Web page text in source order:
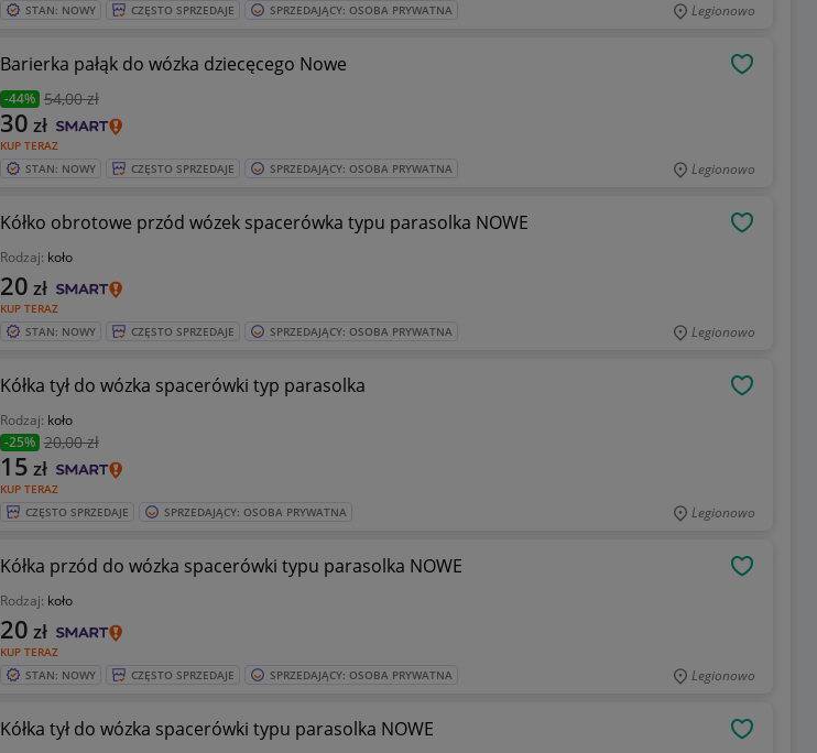
STAN: NOWY CZĘSTO SPRZEDAJE SPRZEDAJĄCY: OSOBA PRYWATNA Legionowo
Barierka pałąk do wózka dziecęcego Nowe
-44% 54,00 zł
KUP TERAZ
30 zł
STAN: NOWY CZĘSTO SPRZEDAJE SPRZEDAJĄCY: OSOBA PRYWATNA Legionowo
Kółko obrotowe przód wózek spacerówka typu parasolka NOWE
Rodzaj: koło
KUP TERAZ
20 zł
STAN: NOWY CZĘSTO SPRZEDAJE SPRZEDAJĄCY: OSOBA PRYWATNA Legionowo
Kółka tył do wózka spacerówki typ parasolka
Rodzaj: koło
-25% 20,00 zł
KUP TERAZ
15 zł
CZĘSTO SPRZEDAJE SPRZEDAJĄCY: OSOBA PRYWATNA Legionowo
Kółka przód do wózka spacerówki typu parasolka NOWE
Rodzaj: koło
KUP TERAZ
20 zł
STAN: NOWY CZĘSTO SPRZEDAJE SPRZEDAJĄCY: OSOBA PRYWATNA Legionowo
Kółka tył do wózka spacerówki typu parasolka NOWE